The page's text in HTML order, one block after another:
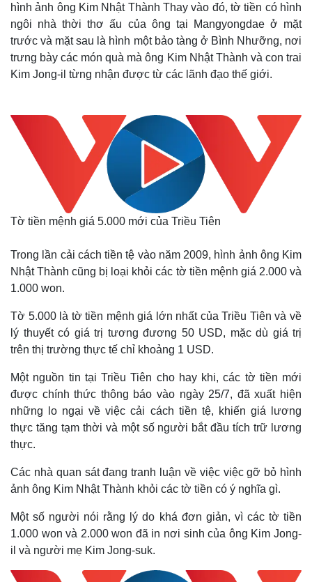
hình ảnh ông Kim Nhật Thành Thay vào đó, tờ tiền có hình
ngôi nhà thời thơ ấu của ông tại Mangyongdae ở mặt
trước và mặt sau là hình một bảo tàng ở Bình Nhưỡng, nơi
trưng bày các món quà mà ông Kim Nhật Thành và con trai
Kim Jong-il từng nhận được từ các lãnh đạo thế giới.
Tờ tiền mệnh giá 5.000 mới của Triều Tiên
Trong lần cải cách tiền tệ vào năm 2009, hình ảnh ông Kim
Nhật Thành cũng bị loại khỏi các tờ tiền mệnh giá 2.000 và
1.000 won.
Tờ 5.000 là tờ tiền mệnh giá lớn nhất của Triều Tiên và về
lý thuyết có giá trị tương đương 50 USD, mặc dù giá trị
trên thị trường thực tế chỉ khoảng 1 USD.
Một nguồn tin tại Triều Tiên cho hay khi, các tờ tiền mới
được chính thức thông báo vào ngày 25/7, đã xuất hiện
những lo ngại về việc cải cách tiền tệ, khiến giá lương
thực tăng tạm thời và một số người bắt đầu tích trữ lương
thực.
Các nhà quan sát đang tranh luận về việc việc gỡ bỏ hình
ảnh ông Kim Nhật Thành khỏi các tờ tiền có ý nghĩa gì.
Một số người nói rằng lý do khá đơn giản, vì các tờ tiền
1.000 won và 2.000 won đã in nơi sinh của ông Kim Jong-
il và người mẹ Kim Jong-suk.